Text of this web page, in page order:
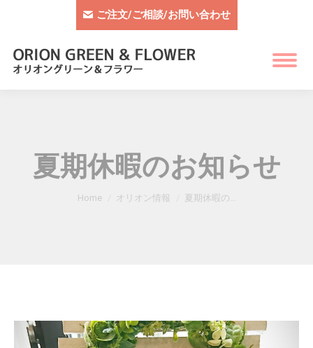
ご注文/ご相談/お問い合わせ
夏期休暇のお知らせ
You are here:
Home オリオン情報 夏期休暇の…